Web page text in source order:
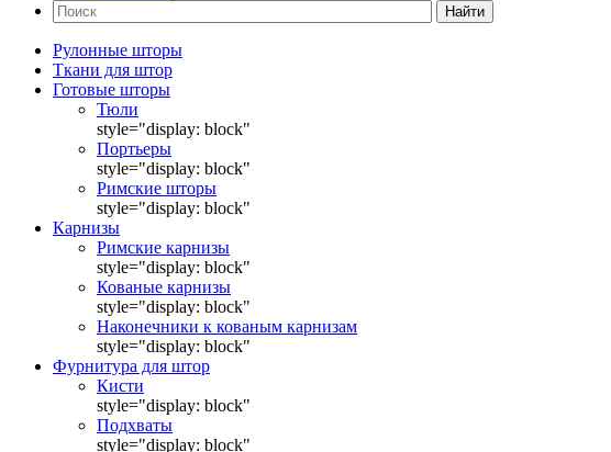
Найти
Рулонные шторы
Ткани для штор
Готовые шторы
Тюли
style="display: block"
Портьеры
style="display: block"
Римские шторы
style="display: block"
Карнизы
Римские карнизы
style="display: block"
Кованые карнизы
style="display: block"
Наконечники к кованым карнизам
style="display: block"
Фурнитура для штор
Кисти
style="display: block"
Подхваты
style="display: block"